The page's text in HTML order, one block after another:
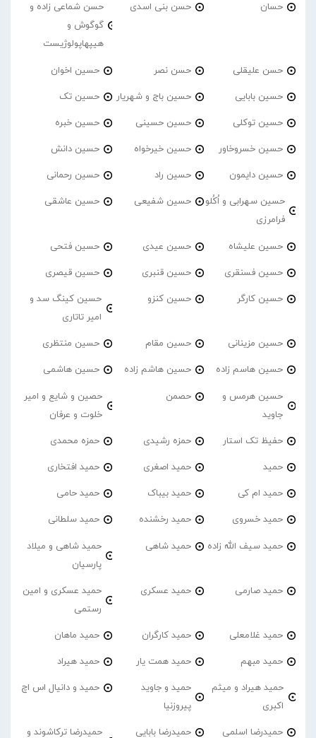
حسان حسن بنی اسدی
حسن شماعی زاده و
گوگوش و
هیپهاپولوژیست
حسن علیقلی حسن نصر حسین اخوان
حسین بابایی حسین باج و شهریار حسین تک
حسین توکلی حسین حسینی حسین خبره
حسین خسروخاور حسین خیرخواه حسین دانش
حسین دایمون حسین راد حسین رحمانی
حسین سهرابی و اُکُلو
فرامرزی
حسین شفیعی حسین عاشقی
حسین علیشاه حسین عیدی حسین فتحی
حسین فسنقری حسین قنبری حسین قیصری
حسین کارگر حسین کنزو
حسین کینگ سد و
امیر تاتاری
حسین مزینانی حسین مقام حسین منتظری
حسین هاسم زاده حسین هاشم زاده حسین هاشمی
حسین هرمس و
جاوید
حصمن
حصین و شایع و امیر
خلوت و عرفان
حفیظ تک استار حمزه رشیدی حمزه محمدی
حمید حمید اصغری حمید افتخاری
حمید ام کی حمید بیباک حمید حامی
حمید خسروی حمید رخشنده حمید سلطانی
حمید سیف الله زاده حمید شاهی
حمید شاهی و میلاد
پارسیان
حمید صارمی حمید عسکری
حمید عسکری و امین
رستمی
حمید غلامعلی حمید کارگران حمید ماهان
حمید مبهم حمید همت یار حمید هیراد
حمید هیراد و میثم
اکبری
حمید و جاوید
پیروزنیا
حمید و دانیال اس اچ
حمیدرضا اسلمی حمیدرضا بابایی حمیدرضا ترکاشوند و